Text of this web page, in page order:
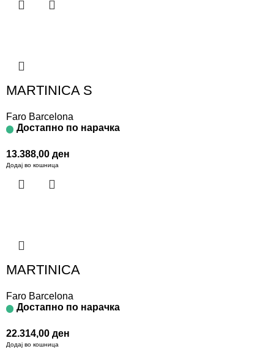
MARTINICA S
Faro Barcelona
Достапно по нарачка
13.388,00 ден
Додај во кошница
MARTINICA
Faro Barcelona
Достапно по нарачка
22.314,00 ден
Додај во кошница